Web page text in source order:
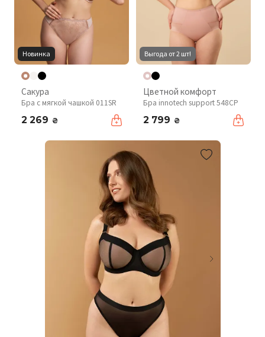
Новинка
Сакура
Бра с мягкой чашкой 011SR
2 269 ₴
Выгода от 2 шт!
Цветной комфорт
Бра innotech support 548CP
2 799 ₴